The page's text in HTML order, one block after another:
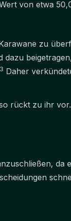
von etwa
zu
dazu
Daher
rückt zu ihr